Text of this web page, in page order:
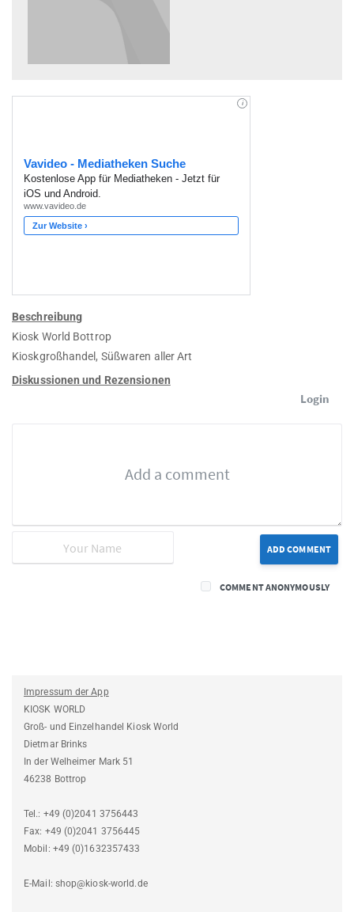
Beschreibung
Kiosk World Bottrop
Kioskgroßhandel, Süßwaren aller Art
Diskussionen und Rezensionen
Login
ADD COMMENT
COMMENT ANONYMOUSLY
Impressum der App
KIOSK WORLD
Groß- und Einzelhandel Kiosk World
Dietmar Brinks
In der Welheimer Mark 51
46238 Bottrop
Tel.: +49 (0)2041 3756443
Fax: +49 (0)2041 3756445
Mobil: +49 (0)1632357433
E-Mail: shop@kiosk-world.de